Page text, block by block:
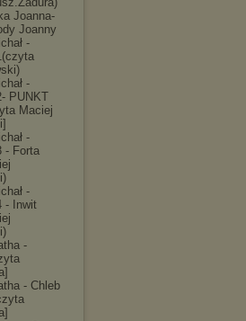
Joanna-
Joanny
-
-
PUNKT
Maciej
-
- Forta
-
- Inwit
-
- Chleb